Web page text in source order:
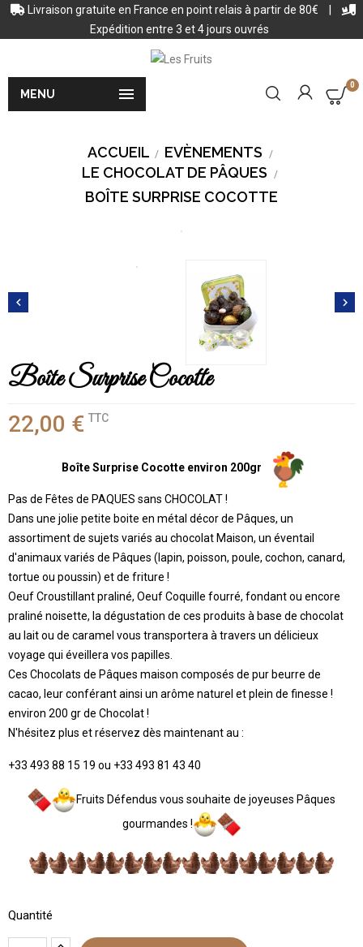
Livraison gratuite en France en point relais à partir de 80€
Expédition entre 3 et 4 jours ouvrés

MENU
0
ACCUEIL
EVÈNEMENTS
LE CHOCOLAT DE PÂQUES
BOÎTE SURPRISE COCOTTE
 
Boîte Surprise Cocotte
22,00 € TTC
Boîte Surprise Cocotte environ 200gr
Pas de Fêtes de PAQUES sans CHOCOLAT !
Dans une jolie petite boite en métal décor de Pâques, un
assortiment de sujets variés au chocolat Maison, un éventail
d'animaux variés de Pâques (lapin, poisson, poule, cochon, canard,
tortue ou poussin) et de friture !
Oeuf Croustillant praliné, Oeuf Coquille fourré, fondant ou encore
praliné noisette, la dégustation de ces produits à base de chocolat
au lait ou de caramel vous transportera à travers un délicieux
voyage qui éveillera vos papilles.
Ces Chocolats de Pâques maison composés de pur beurre de
cacao, leur conférant ainsi un arôme naturel et plein de finesse !
environ 200 gr de Chocolat !
N'hésitez plus et réservez dès maintenant au :
+33 493 88 15 19 ou +33 493 81 43 40
Fruits Défendus vous souhaite de joyeuses Pâques
gourmandes !
Quantité